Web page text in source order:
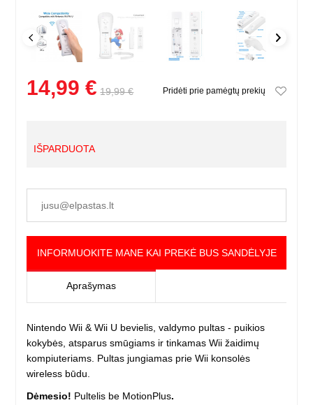
14,99 € 19,99 € Pridėti prie pamėgtų prekių
IŠPARDUOTA
INFORMUOKITE MANE KAI PREKĖ BUS SANDĖLYJE
Aprašymas
Nintendo Wii & Wii U bevielis, valdymo pultas - puikios
kokybės, atsparus smūgiams ir tinkamas Wii žaidimų
kompiuteriams. Pultas jungiamas prie Wii konsolės
wireless būdu.
Dėmesio! Pultelis be MotionPlus.